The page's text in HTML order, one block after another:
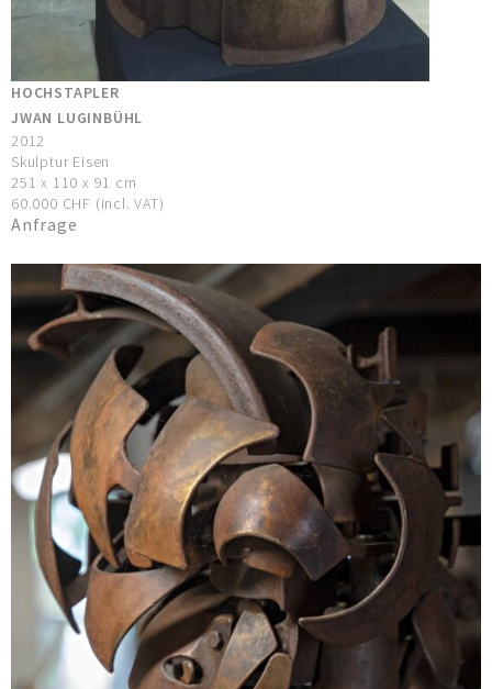
HOCHSTAPLER
JWAN LUGINBÜHL
2012
Skulptur Eisen
251 x 110 x 91 cm
60.000 CHF (incl. VAT)
Anfrage